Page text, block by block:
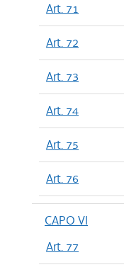
Art. 71
Art. 72
Art. 73
Art. 74
Art. 75
Art. 76
CAPO VI
Art. 77